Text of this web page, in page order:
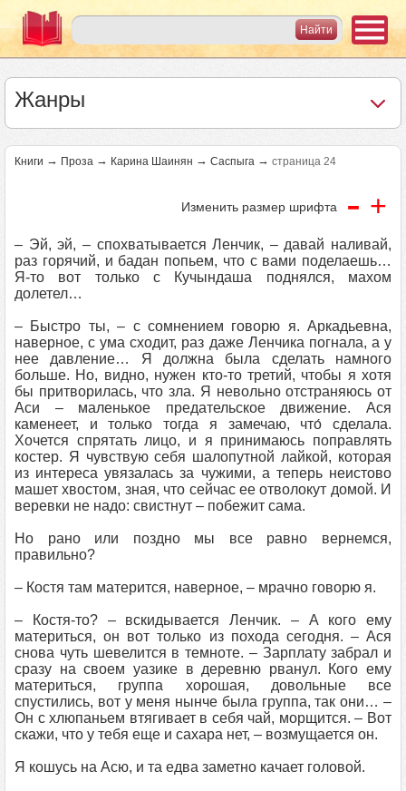
Жанры
Книги → Проза → Карина Шаинян → Саспыга → страница 24
Изменить размер шрифта - +
– Эй, эй, – спохватывается Ленчик, – давай наливай,
раз горячий, и бадан попьем, что с вами поделаешь…
Я-то вот только с Кучындаша поднялся, махом
долетел…
– Быстро ты, – с сомнением говорю я. Аркадьевна,
наверное, с ума сходит, раз даже Ленчика погнала, а у
нее давление… Я должна была сделать намного
больше. Но, видно, нужен кто-то третий, чтобы я хотя
бы притворилась, что зла. Я невольно отстраняюсь от
Аси – маленькое предательское движение. Ася
каменеет, и только тогда я замечаю, что́ сделала.
Хочется спрятать лицо, и я принимаюсь поправлять
костер. Я чувствую себя шалопутной лайкой, которая
из интереса увязалась за чужими, а теперь неистово
машет хвостом, зная, что сейчас ее отволокут домой. И
веревки не надо: свистнут – побежит сама.
Но рано или поздно мы все равно вернемся,
правильно?
– Костя там матерится, наверное, – мрачно говорю я.
– Костя-то? – вскидывается Ленчик. – А кого ему
материться, он вот только из похода сегодня. – Ася
снова чуть шевелится в темноте. – Зарплату забрал и
сразу на своем уазике в деревню рванул. Кого ему
материться, группа хорошая, довольные все
спустились, вот у меня нынче была группа, так они… –
Он с хлюпаньем втягивает в себя чай, морщится. – Вот
скажи, что у тебя еще и сахара нет, – возмущается он.
Я кошусь на Асю, и та едва заметно качает головой.